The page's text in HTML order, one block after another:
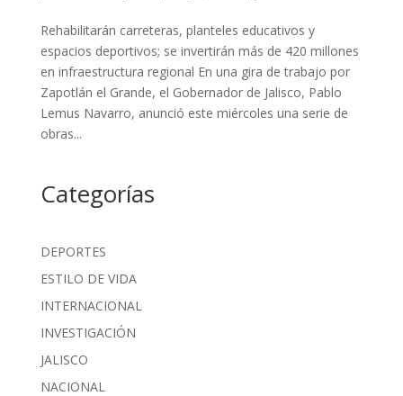
Rehabilitarán carreteras, planteles educativos y
espacios deportivos; se invertirán más de 420 millones
en infraestructura regional En una gira de trabajo por
Zapotlán el Grande, el Gobernador de Jalisco, Pablo
Lemus Navarro, anunció este miércoles una serie de
obras...
Categorías
DEPORTES
ESTILO DE VIDA
INTERNACIONAL
INVESTIGACIÓN
JALISCO
NACIONAL